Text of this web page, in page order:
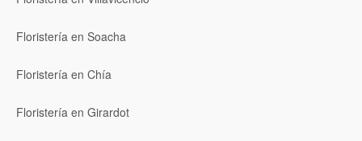
Floristería en Soacha
Floristería en Chía
Floristería en Girardot